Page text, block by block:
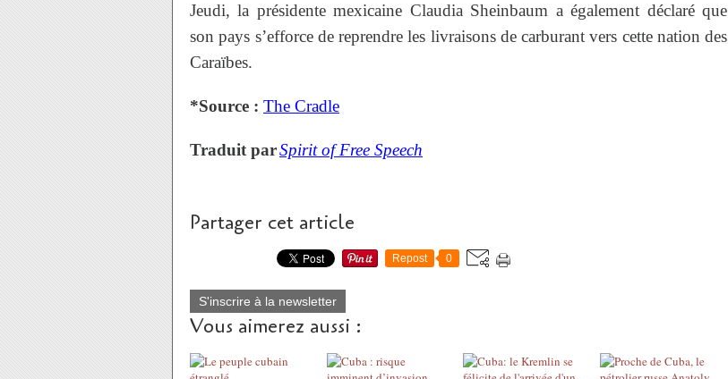
Jeudi, la présidente mexicaine Claudia Sheinbaum a également déclaré que
son pays s’efforce de reprendre les livraisons de carburant vers cette nation des
Caraïbes.
*Source : The Cradle
Traduit parSpirit of Free Speech
Partager cet article
Repost 0
S'inscrire à la newsletter
Vous aimerez aussi :